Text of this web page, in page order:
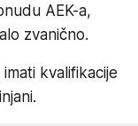
AEK-a,
zvanično.
kvalifikacije